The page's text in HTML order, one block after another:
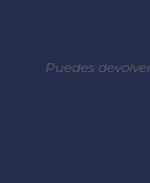
Puedes